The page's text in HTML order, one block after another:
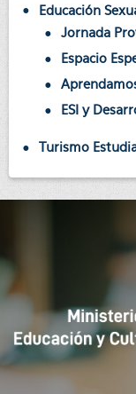
Educación
Jornada
Espacio
ESI y
Turismo